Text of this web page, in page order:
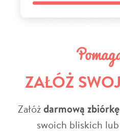
ZAŁÓŻ
Załóżdarmową zbiórkę
swoich bliskich